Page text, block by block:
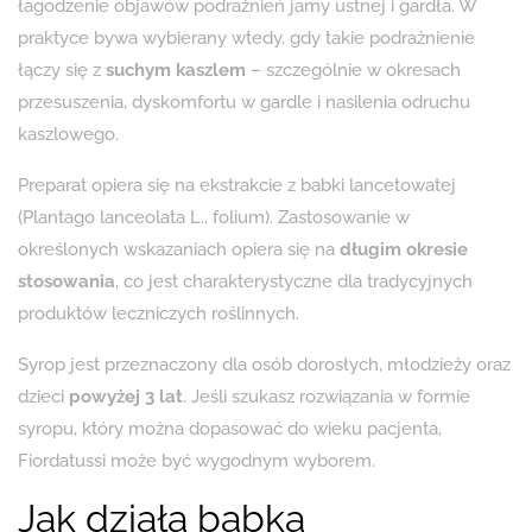
łagodzenie objawów podrażnień jamy ustnej i gardła. W
praktyce bywa wybierany wtedy, gdy takie podrażnienie
łączy się z suchym kaszlem – szczególnie w okresach
przesuszenia, dyskomfortu w gardle i nasilenia odruchu
kaszlowego.
Preparat opiera się na ekstrakcie z babki lancetowatej
(Plantago lanceolata L., folium). Zastosowanie w
określonych wskazaniach opiera się na długim okresie
stosowania, co jest charakterystyczne dla tradycyjnych
produktów leczniczych roślinnych.
Syrop jest przeznaczony dla osób dorosłych, młodzieży oraz
dzieci powyżej 3 lat. Jeśli szukasz rozwiązania w formie
syropu, który można dopasować do wieku pacjenta,
Fiordatussi może być wygodnym wyborem.
Jak działa babka